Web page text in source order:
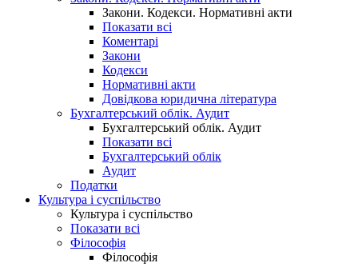
Закони. Кодекси. Нормативні акти
Показати всі
Коментарі
Закони
Кодекси
Нормативні акти
Довідкова юридична література
Бухгалтерський облік. Аудит
Бухгалтерський облік. Аудит
Показати всі
Бухгалтерський облік
Аудит
Податки
Культура і суспільство
Культура і суспільство
Показати всі
Філософія
Філософія